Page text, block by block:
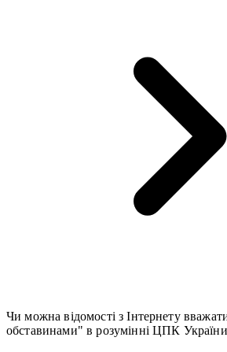
Чи можна відомості з Інтернету
обставинами" в розумінні ЦПК